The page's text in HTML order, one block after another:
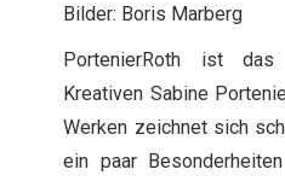
Bilder: Boris Marberg
PortenierRoth ist
Kreativen Sabine
Werken zeichnet sich
ein paar